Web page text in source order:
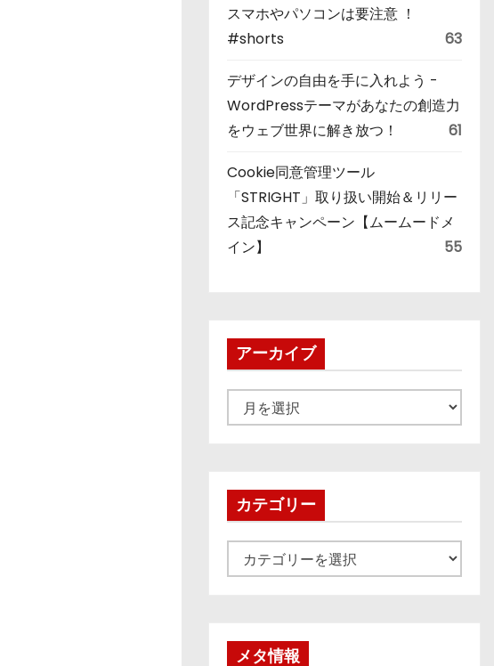
スマホやパソコンは要注意 ！
#shorts
63
デザインの自由を手に入れよう -
WordPressテーマがあなたの創造力
をウェブ世界に解き放つ！
61
Cookie同意管理ツール
「STRIGHT」取り扱い開始＆リリー
ス記念キャンペーン【ムームードメ
イン】
55
アーカイブ
ー
ブカテゴリー
テ
メタ情報